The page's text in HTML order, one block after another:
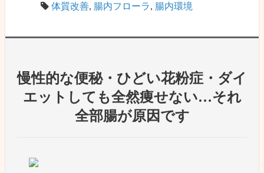
体質改善, 腸内フローラ, 腸内環境
慢性的な便秘・ひどい花粉症・ダイ
エットしても全然痩せない…それ
全部腸が原因です